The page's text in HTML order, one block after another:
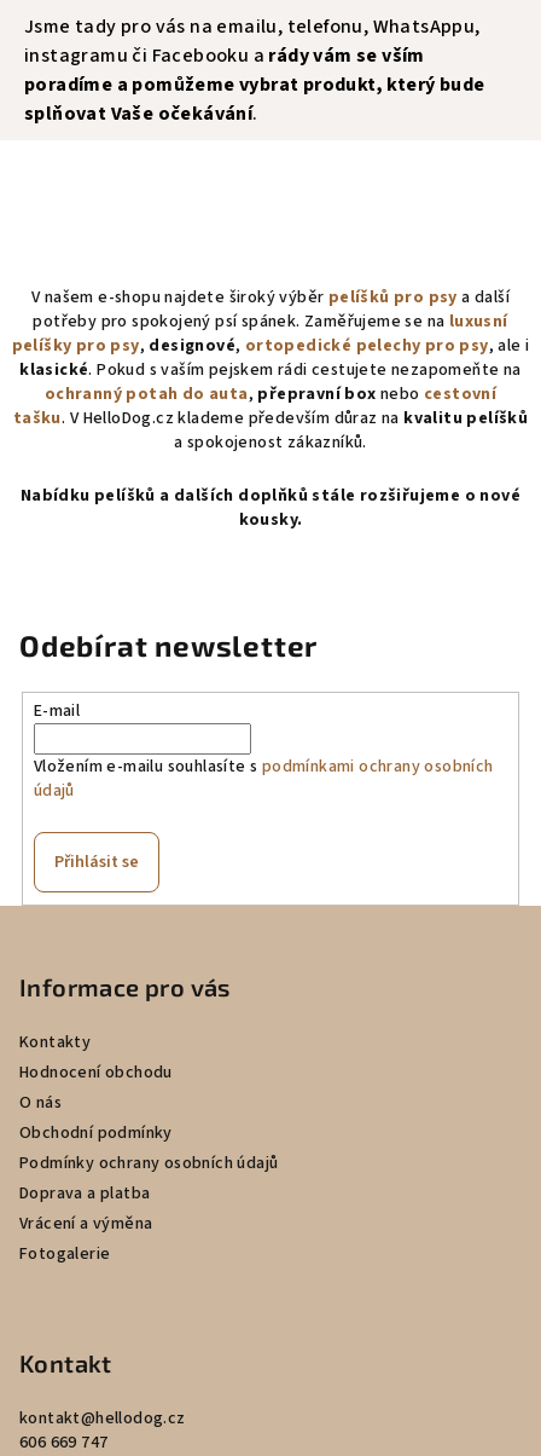
Jsme tady pro vás na emailu, telefonu, WhatsAppu,
instagramu či Facebooku a rády vám se vším
poradíme a pomůžeme vybrat produkt, který bude
splňovat Vaše očekávání.
V našem e-shopu najdete široký výběr pelíšků pro psy a další
potřeby pro spokojený psí spánek. Zaměřujeme se na luxusní
pelíšky pro psy, designové, ortopedické pelechy pro psy, ale i
klasické.Pokud s vaším pejskem rádi cestujete nezapomeňte na
ochranný potah do auta, přepravní box nebo cestovní
tašku. V HelloDog.cz klademe především důraz na kvalitu pelíšků
a spokojenost zákazníků.
Nabídku pelíšků a dalších doplňků stále rozšiřujeme o nové
kousky.
Odebírat newsletter
E-mail
Vložením e-mailu souhlasíte s podmínkami ochrany osobních
údajů
Přihlásit se
Informace pro vás
Kontakty
Hodnocení obchodu
O nás
Obchodní podmínky
Podmínky ochrany osobních údajů
Doprava a platba
Vrácení a výměna
Fotogalerie
Kontakt
kontakt@hellodog.cz
606 669 747